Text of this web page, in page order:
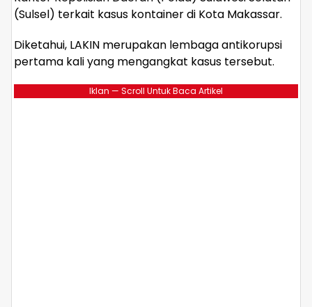
(Sulsel) terkait kasus kontainer di Kota Makassar.
Diketahui, LAKIN merupakan lembaga antikorupsi
pertama kali yang mengangkat kasus tersebut.
Iklan — Scroll Untuk Baca Artikel